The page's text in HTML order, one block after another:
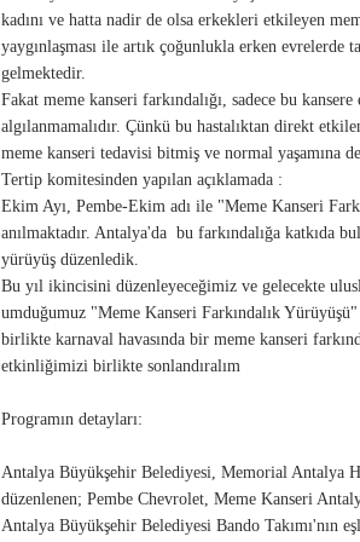
kadını ve hatta nadir de olsa erkekleri etkileyen
yaygınlaşması ile artık çoğunlukla erken evrelerde
gelmektedir.
Fakat meme kanseri farkındalığı, sadece bu
algılanmamalıdır. Çünkü bu hastalıktan direkt
meme kanseri tedavisi bitmiş ve normal yaşamına
Tertip komitesinden yapılan açıklamada :
Ekim Ayı, Pembe-Ekim adı ile "Meme Kanseri
anılmaktadır. Antalya'da bu farkındalığa katkıda
yürüyüş düzenledik.
Bu yıl ikincisini düzenleyeceğimiz ve gelecekte
umduğumuz "Meme Kanseri Farkındalık
birlikte karnaval havasında bir meme kanseri
etkinliğimizi birlikte sonlandıralım
Programın detayları:
Antalya Büyükşehir Belediyesi, Memorial Antalya
düzenlenen; Pembe Chevrolet, Meme Kanseri
Antalya Büyükşehir Belediyesi Bando Takımı'nın